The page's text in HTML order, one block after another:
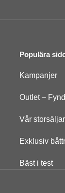
Populära
Kampanjer
Outlet –
Vår
Exklusiv
Bäst i test